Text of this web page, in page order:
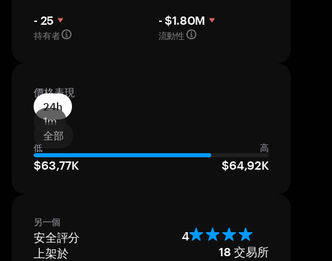
- 25
持有者
- $1.80M
流動性
價格表現
24h
1m
全部
低 高
$63,77K $64,92K
另一個
安全評分 4
上架於 18 交易所